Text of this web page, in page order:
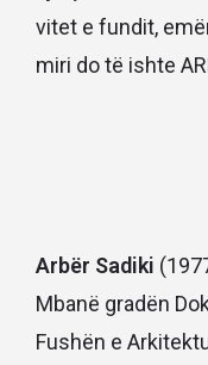
vitet e fundit,
miri do të ishte
Arbër Sadiki
Mbanë gradën
Fushën e